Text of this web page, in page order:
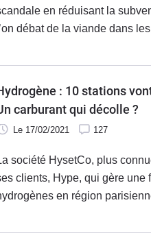
en réduisant la
l’on débat de la viande dans
avez aimé le pétrole ?
: 10 stations
carburant qui décolle ?
Le 17/02/2021 127
société HysetCo, plus
clients, Hype, qui gère une
en région
de distribution de ce